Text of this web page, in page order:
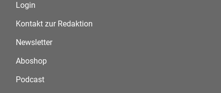
Login
Kontakt zur Redaktion
Newsletter
Aboshop
Podcast